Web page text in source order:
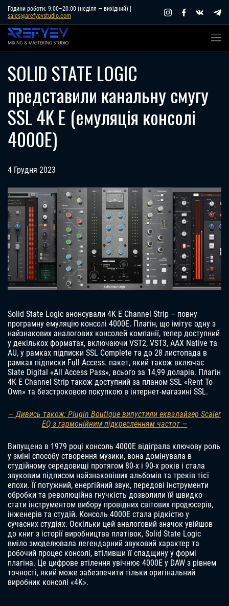
Skip
content
Години роботи: 9:00–20:00 (неділя — вихідний) |
sales@arefyevstudio.com
SOLID STATE LOGIC
представили канальну смугу
SSL 4K E (емуляція консолі
4000E)
4 Грудня 2023
Solid State Logic анонсували 4K E Channel Strip – повну
програмну емуляцію консолі 4000E. Плагін, що імітує одну з
найзнакових аналогових консолей компанії, тепер доступний
у декількох форматах, включаючи VST2, VST3, AAX Native та
AU, у рамках підписки SSL Complete та до 28 листопада в
рамках підписки Full Access. пакет, який також включає
Slate Digital «All Access Pass», всього за 14,99 доларів. Плагін
4K E Channel Strip також доступний за планом SSL «Rent To
Own» та безстроковою покупкою в інтернет-магазині SSL.
— Дивись також: Plugin Boutique випустили еквалайзер Scaler
EQ з гармонійним підкресленням частот —
Випущена в 1979 році консоль 4000E відіграла ключову роль
у зміні способу створення музики, вона домінувала в
студійному середовищі протягом 80-х і 90-х років і стала
звуковим підписом найзнаковіших альбомів та треків тієї
епохи. Її потужний, енергійний звук, передові інструменти
обробки та революційна гнучкість дозволили їй швидко
стати інструментом вибору провідних світових продюсерів,
інженерів та студій. Консоль 4000E стала рідкістю у
сучасних студіях. Оскільки цей аналоговий значок увійшов
до книг з історії виробництва платівок, Solid State Logic
вміло змоделювала легендарний звуковий характер та
робочий процес консолі, втіливши її спадщину у формі
плагіна. Це цифрове втілення увічнює 4000E у DAW з рівнем
точності, який може забезпечити тільки оригінальний
виробник консолі «4K».